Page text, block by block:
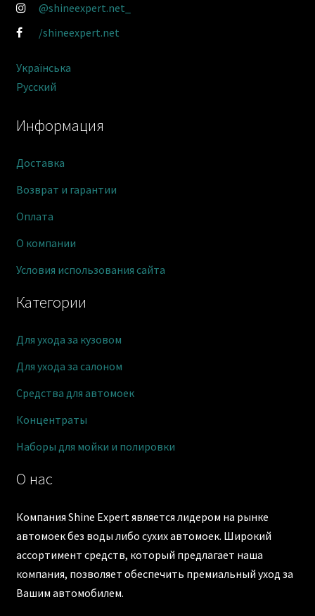
О нас
Компания Shine Expert является лидером на рынке
автомоек без воды либо сухих автомоек. Широкий
ассортимент средств, который предлагает наша
компания, позволяет обеспечить премиальный уход за
Вашим автомобилем.
Категории
Для ухода за кузовом
Для ухода за салоном
Средства для автомоек
Концентраты
Наборы для мойки и полировки
Информация
Доставка
Возврат и гарантии
Оплата
О компании
Условия использования сайта
@shineexpert.net_
/shineexpert.net
Українська
Русский